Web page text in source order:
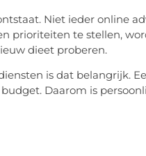
Niet ieder online
prioriteiten te stellen,
dieet proberen.
is dat belangrijk.
Daarom is